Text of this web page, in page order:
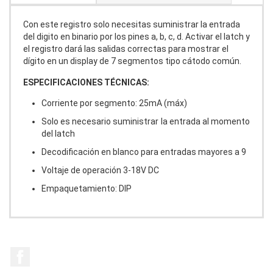
Con este registro solo necesitas suministrar la entrada
del digito en binario por los pines a, b, c, d. Activar el latch y
el registro dará las salidas correctas para mostrar el
dígito en un display de 7 segmentos tipo cátodo común.
ESPECIFICACIONES TÉCNICAS:
Corriente por segmento: 25mA (máx)
Solo es necesario suministrar la entrada al momento
del latch
Decodificación en blanco para entradas mayores a 9
Voltaje de operación 3-18V DC
Empaquetamiento: DIP